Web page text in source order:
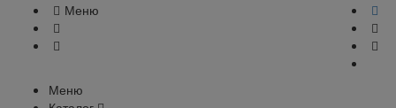
Меню
Меню